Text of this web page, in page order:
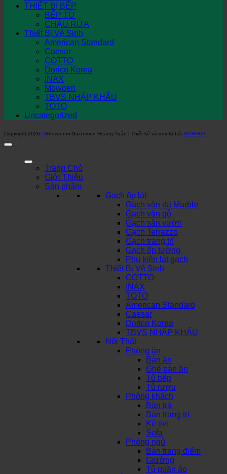
THIẾT BỊ BẾP
BẾP TỪ
CHẬU RỬA
Thiết Bị Vệ Sinh
American Standard
Caesar
COTTO
Dorico Korea
INAX
Mowoen
TBVS NHẬP KHẨU
TOTO
Uncategorized
Copyright 2026 ©Showroom Gạch men Hoàng Tuấn | Thiết kế và duy trì bởi MARHUB
Trang Chủ
Giới Thiệu
Sản phẩm
Gạch ốp lát
Gạch vân đá Marble
Gạch vân gỗ
Gạch sân vườn
Gạch Terrazzo
Gạch trang trí
Gạch ốp tường
Phụ kiện lát gạch
Thiết Bị Vệ Sinh
COTTO
INAX
TOTO
American Standard
Caesar
Dorico Korea
TBVS NHẬP KHẨU
Nội Thất
Phòng ăn
Bàn ăn
Ghế bàn ăn
Tủ bếp
Tủ rượu
Phòng khách
Bàn trà
Bàn trang trí
Kệ tivi
Sofa
Phòng ngủ
Bàn trang điểm
Giường
Tủ quần áo